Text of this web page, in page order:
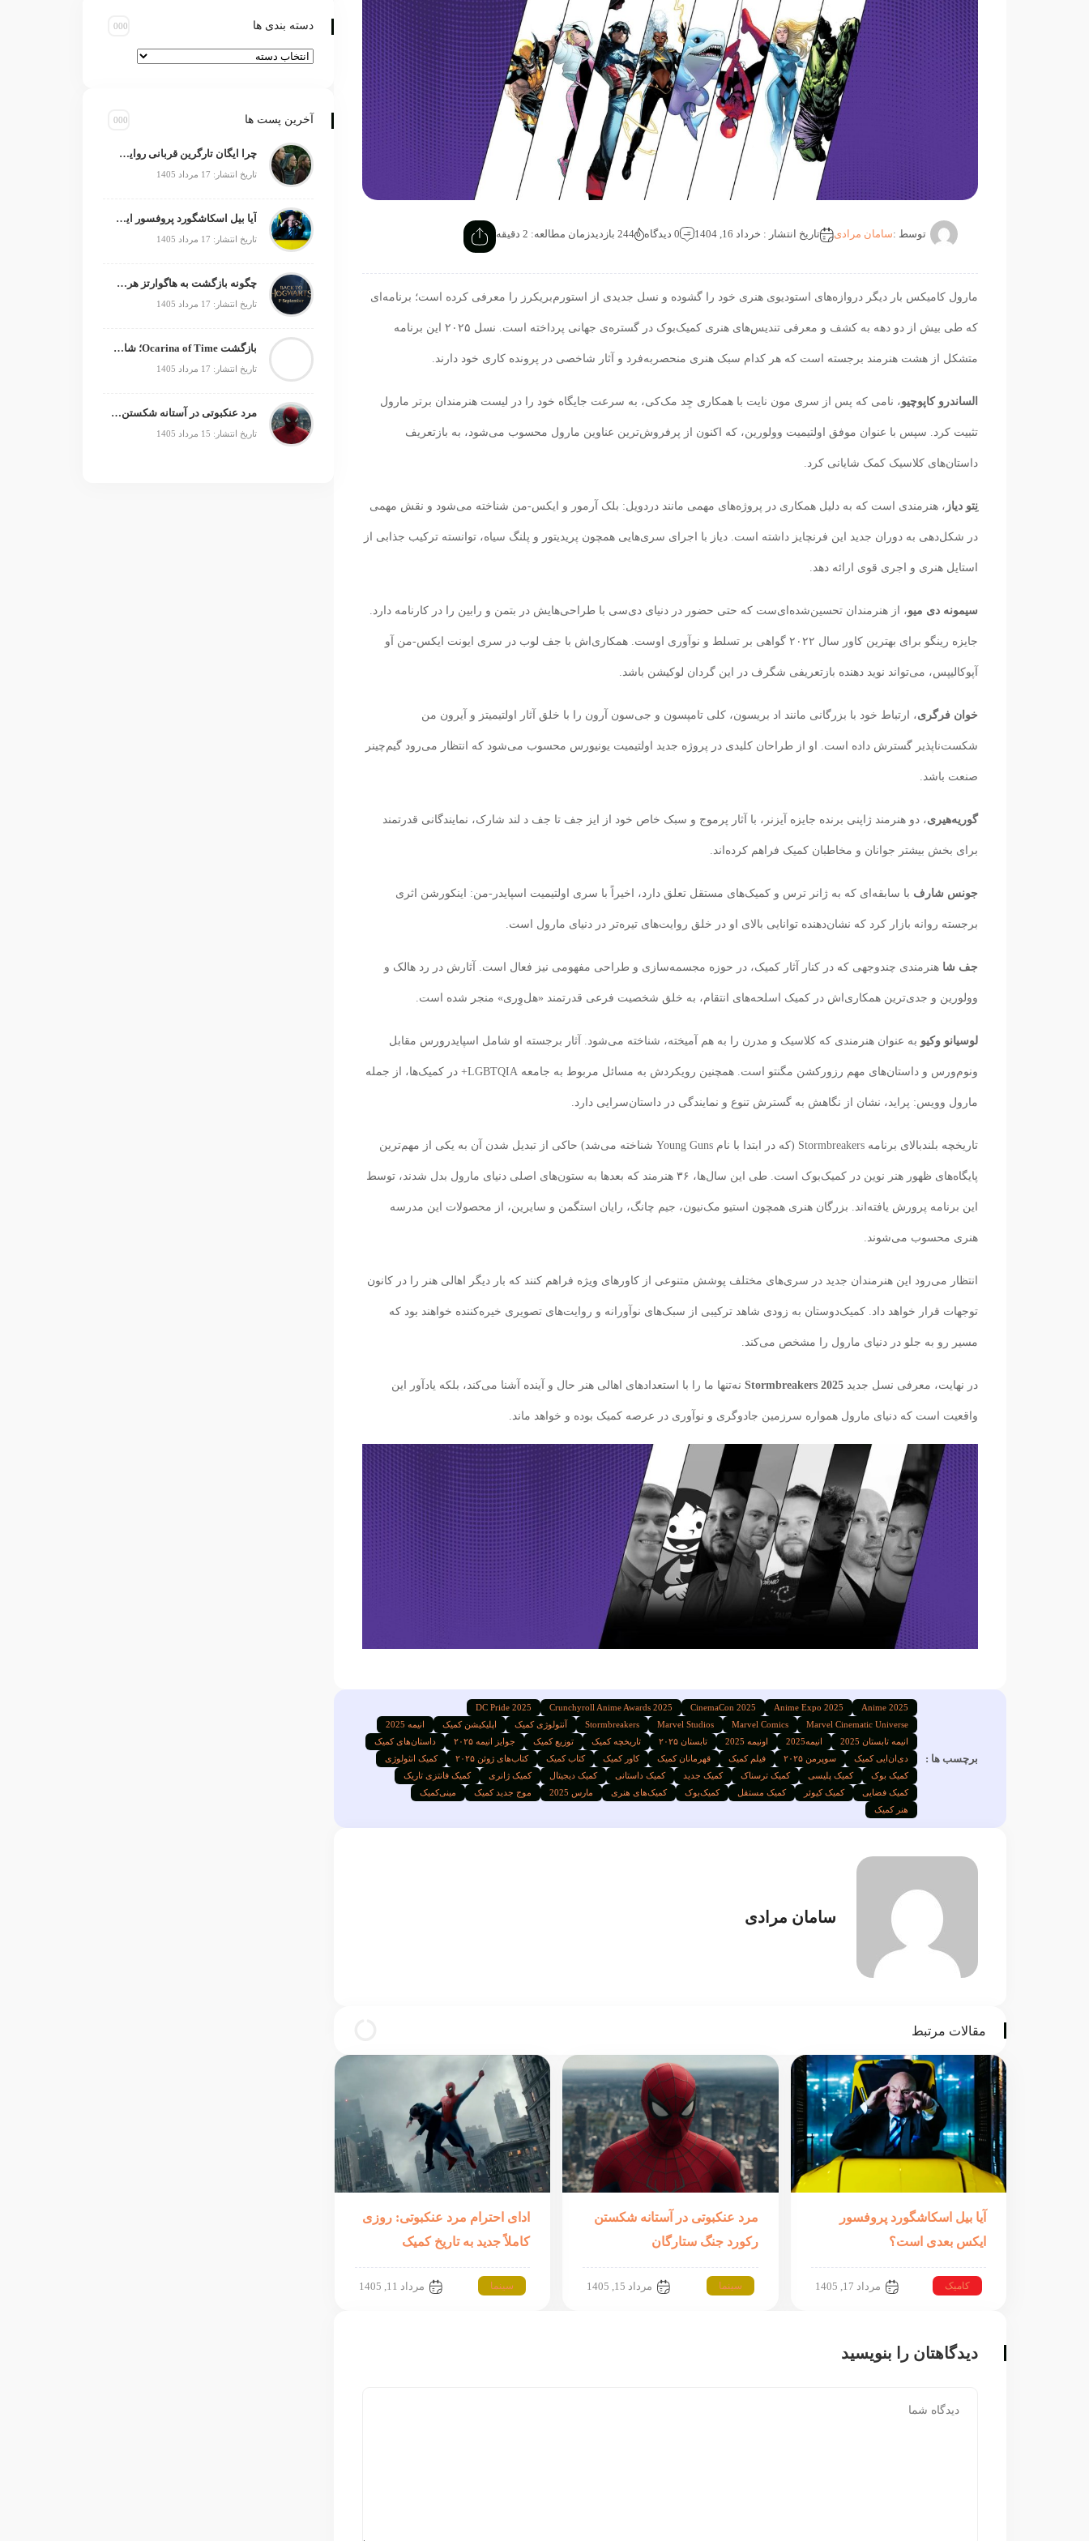
توسط :سامان مرادی تاریخ انتشار : خرداد 16, 1404 0 دیدگاه 244 بازدید زمان مطالعه: 2 دقیقه
مارول کامیکس بار دیگر دروازه‌های استودیوی هنری خود را گشوده و نسل جدیدی از استورم‌بریکرز را معرفی کرده است؛ برنامه‌ای
که طی بیش از دو دهه به کشف و معرفی تندیس‌های هنری کمیک‌بوک در گستره‌ی جهانی پرداخته است. نسل ۲۰۲۵ این برنامه
متشکل از هشت هنرمند برجسته است که هر کدام سبک هنری منحصربه‌فرد و آثار شاخصی در پرونده کاری خود دارند.
الساندرو کاپوچیو، نامی که پس از سری مون نایت با همکاری جِد مک‌کی، به سرعت جایگاه خود را در لیست هنرمندان برتر مارول
تثبیت کرد. سپس با عنوان موفق اولتیمیت وولورین، که اکنون از پرفروش‌ترین عناوین مارول محسوب می‌شود، به بازتعریف
داستان‌های کلاسیک کمک شایانی کرد.
نِتو دیاز ، هنرمندی است که به دلیل همکاری در پروژه‌های مهمی مانند دردویل: بلک آرمور و ایکس-من شناخته می‌شود و نقش مهمی
در شکل‌دهی به دوران جدید این فرنچایز داشته است. دیاز با اجرای سری‌هایی همچون پریدیتور و پلنگ سیاه، توانسته ترکیب جذابی از
استایل هنری و اجری قوی ارائه دهد.
سیمونه دی میو، از هنرمندان تحسین‌شده‌ای‌ست که حتی حضور در دنیای دی‌سی با طراحی‌هایش در بتمن و رابین را در کارنامه دارد.
جایزه رینگو برای بهترین کاور سال ۲۰۲۲ گواهی بر تسلط و نوآوری اوست. همکاری‌اش با جف لوب در سری ایونت ایکس-من آو
آپوکالیپس، می‌تواند نوید دهنده بازتعریفی شگرف در این گردان لوکیشن باشد.
خوان فرگری، ارتباط خود با بزرگانی مانند اد بریسون، کلی تامپسون و جی‌سون آرون را با خلق آثار اولتیمیتز و آیرون من
شکست‌ناپذیر گسترش داده است. او از طراحان کلیدی در پروژه جدید اولتیمیت یونیورس محسوب می‌شود که انتظار می‌رود گیم‌چینر
صنعت باشد.
گوریه‌هیری، دو هنرمند ژاپنی برنده جایزه آیزنر، با آثار پرموج و سبک خاص خود از ایز جف تا جف د لند شارک، نمایندگانی قدرتمند
برای بخش بیشتر جوانان و مخاطبان کمیک فراهم کرده‌اند.
جونس شارف با سابقه‌ای که به ژانر ترس و کمیک‌های مستقل تعلق دارد، اخیراً با سری اولتیمیت اسپایدر-من: اینکورشن اثری
برجسته روانه بازار کرد که نشان‌دهنده توانایی بالای او در خلق روایت‌های تیره‌تر در دنیای مارول است.
جف شا هنرمندی چندوجهی که در کنار آثار کمیک، در حوزه مجسمه‌سازی و طراحی مفهومی نیز فعال است. آثارش در رد هالک و
وولورین و جدی‌ترین همکاری‌اش در کمیک اسلحه‌های انتقام، به خلق شخصیت فرعی قدرتمند «هل‌وِری» منجر شده است.
لوسیانو وکیو به عنوان هنرمندی که کلاسیک و مدرن را به هم آمیخته، شناخته می‌شود. آثار برجسته او شامل اسپایدرورس مقابل
ونوم‌ورس و داستان‌های مهم رزورکشن مگنتو است. همچنین رویکردش به مسائل مربوط به جامعه LGBTQIA+ در کمیک‌ها، از جمله
مارول وویس: پرايد، نشان از نگاهش به گسترش تنوع و نمایندگی در داستان‌سرایی دارد.
تاریخچه بلندبالای برنامه Stormbreakers (که در ابتدا با نام Young Guns شناخته می‌شد) حاکی از تبدیل شدن آن به یکی از مهم‌ترین
پایگاه‌های ظهور هنر نوین در کمیک‌بوک است. طی این سال‌ها، ۳۶ هنرمند که بعدها به ستون‌های اصلی دنیای مارول بدل شدند، توسط
این برنامه پرورش یافته‌اند. بزرگان هنری همچون استیو مک‌نیون، جیم چانگ، رایان استگمن و سایرین، از محصولات این مدرسه
هنری محسوب می‌شوند.
انتظار می‌رود این هنرمندان جدید در سری‌های مختلف پوشش متنوعی از کاورهای ویژه فراهم کنند که بار دیگر اهالی هنر را در کانون
توجهات قرار خواهد داد. کمیک‌دوستان به زودی شاهد ترکیبی از سبک‌های نوآورانه و روایت‌های تصویری خیره‌کننده خواهند بود که
مسیر رو به جلو در دنیای مارول را مشخص می‌کند.
در نهایت، معرفی نسل جدید Stormbreakers 2025 نه‌تنها ما را با استعدادهای اهالی هنر حال و آینده آشنا می‌کند، بلکه یادآور این
واقعیت است که دنیای مارول همواره سرزمین جادوگری و نوآوری در عرصه کمیک بوده و خواهد ماند.
برچسب ها :
Anime 2025
Anime Expo 2025
CinemaCon 2025
Crunchyroll Anime Awards 2025
DC Pride 2025
Marvel Cinematic Universe
Marvel Comics
Marvel Studios
Stormbreakers آنتولوژی کمیک اپلیکیشن کمیک
انیمه 2025
انیمه تابستان 2025
انیمه2025 اونیمه 2025 تابستان ۲۰۲۵ تاریخچه کمیک توزیع کمیک جوایز انیمه ۲۰۲۵
داستان‌های کمیک
دی‌ان‌ایی کمیک
سوپرمن ۲۰۲۵ فیلم کمیک قهرمانان کمیک کاور کمیک کتاب کمیک کتاب‌های ژوئن ۲۰۲۵
کمیک انثولوژی
کمیک بوک
کمیک پلیسی کمیک ترسناک کمیک جدید کمیک داستانی کمیک دیجیتال کمیک ژانری
کمیک فانتزی تاریک
کمیک فضایی
کمیک کیوئر کمیک مستقل کمیک‌بوک کمیک‌های هنری مارس 2025 موج جدید کمیک
مینی‌کمیک
هنر کمیک
سامان مرادی
مقالات مرتبط
آیا بیل اسکاشگورد پروفسور
ایکس بعدی است؟
کامیک مرداد 17, 1405
مرد عنکبوتی در آستانه شکستن
رکورد جنگ ستارگان
سینما مرداد 15, 1405
ادای احترام مرد عنکبوتی: روزی
کاملاً جدید به تاریخ کمیک
سینما مرداد 11, 1405
دیدگاهتان را بنویسید
دسته بندی ها
آخرین پست ها
چرا ایگان تارگرین قربانی روایت سریال خاندان اژدها شد؟
تاریخ انتشار: 17 مرداد 1405
آیا بیل اسکاشگورد پروفسور ایکس بعدی است؟
تاریخ انتشار: 17 مرداد 1405
چگونه بازگشت به هاگوارتز هری پاتر را زنده نگه داشت؟
تاریخ انتشار: 17 مرداد 1405
بازگشت Ocarina of Time؛ شاهکار زلدا دوباره متولد می‌شود
تاریخ انتشار: 17 مرداد 1405
مرد عنکبوتی در آستانه شکستن رکورد جنگ ستارگان
تاریخ انتشار: 15 مرداد 1405